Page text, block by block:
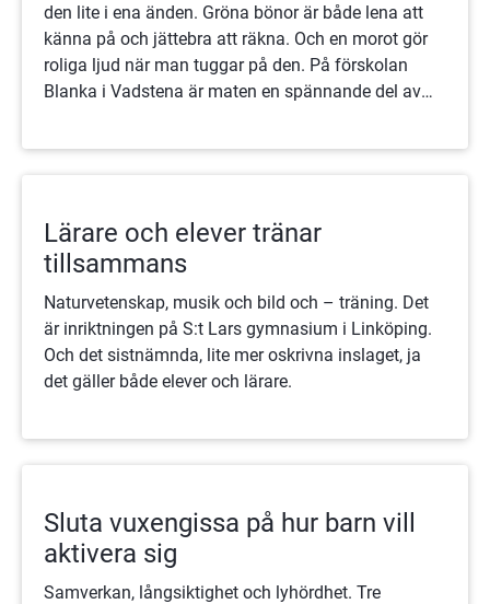
den lite i ena änden. Gröna bönor är både lena att
känna på och jättebra att räkna. Och en morot gör
roliga ljud när man tuggar på den. På förskolan
Blanka i Vadstena är maten en spännande del av
Lärare och elever tränar
tillsammans
Naturvetenskap, musik och bild och – träning. Det
är inriktningen på S:t Lars gymnasium i Linköping.
Och det sistnämnda, lite mer oskrivna inslaget, ja
det gäller både elever och lärare.
Sluta vuxengissa på hur barn vill
aktivera sig
Samverkan, långsiktighet och lyhördhet. Tre